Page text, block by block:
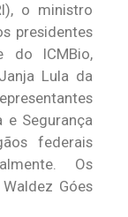
o ministro
presidentes
do ICMBio,
Lula da
e Segurança
federais
Os
Góes